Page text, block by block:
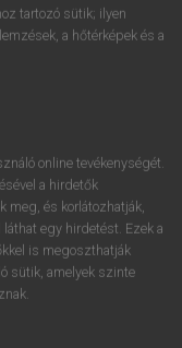
tartozó sütik; ilyen
a hőtérképek és a
online tevékenységét.
a hirdetők
meg, és korlátozhatják,
egy hirdetést. Ezek a
is megoszthatják
sütik, amelyek szinte